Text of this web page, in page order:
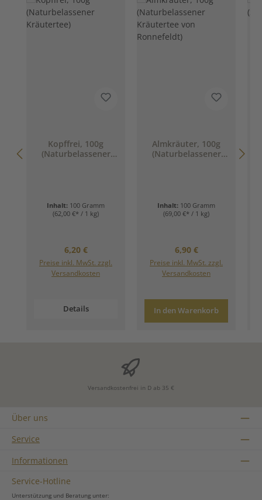
Kopffrei, 100g
(Naturbelassener
Inhalt: 100 Gramm
(62,00 €* / 1 kg)
Regulärer Preis:
6,20 €
Preise inkl. MwSt. zzgl.
Versandkosten
Details
Almkräuter, 100g
(Naturbelassener
Inhalt: 100 Gramm
(69,00 €* / 1 kg)
Regulärer Preis:
6,90 €
Preise inkl. MwSt. zzgl.
Versandkosten
In den Warenkorb
Versandkostenfrei in D ab 35 €
Über uns
Service
Informationen
Service-Hotline
Unterstützung und Beratung unter: